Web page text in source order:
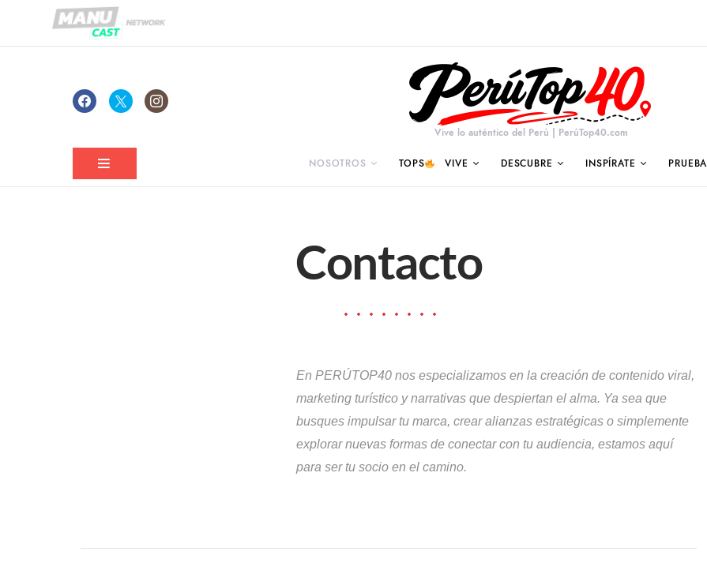
Vive lo auténtico del Perú | PerúTop40.com
NOSOTROS TOPS VIVE DESCUBRE INSPÍRATE PRUEBA
Contacto
En PERÚTOP40 nos especializamos en la creación de contenido viral,
marketing turístico y narrativas que despiertan el alma. Ya sea que
busques impulsar tu marca, crear alianzas estratégicas o simplemente
explorar nuevas formas de conectar con tu audiencia, estamos aquí
para ser tu socio en el camino.